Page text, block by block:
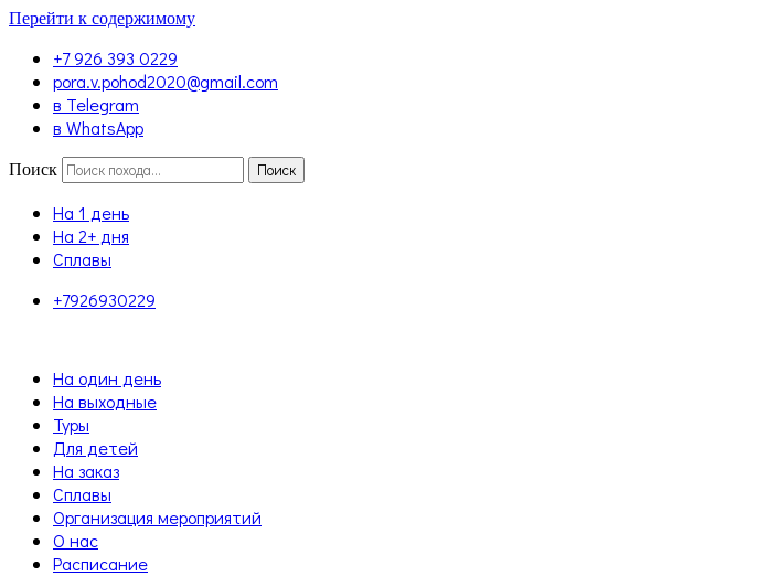
Перейти к содержимому
+7 926 393 0229
pora.v.pohod2020@gmail.com
в Telegram
в WhatsApp
Поиск Поиск
На 1 день
На 2+ дня
Сплавы
+7926930229
На один день
На выходные
Туры
Для детей
На заказ
Сплавы
Организация мероприятий
О нас
Расписание